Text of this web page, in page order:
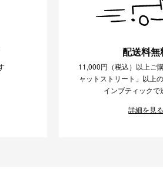
配送料無
11,000円（税込）以上ご
ャットストリート」以上
インブティックで
詳細を見る